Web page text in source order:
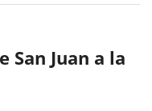
San Juan a la